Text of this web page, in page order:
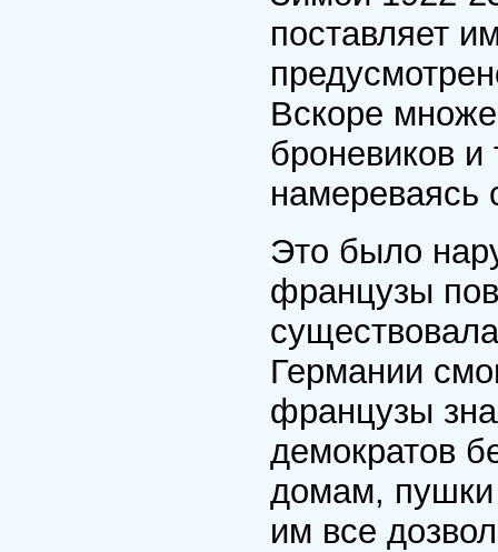
поставляет
Вскоре
броневиков и
намереваясь
Это было
французы
Германии
французы
демократов
домам, пушки
им все